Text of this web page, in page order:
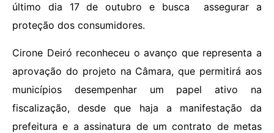
último dia 17 de outubro e busca assegurar a
proteção dos consumidores.
Cirone Deiró reconheceu o avanço que representa a
aprovação do projeto na Câmara, que permitirá aos
municípios desempenhar um papel ativo na
fiscalização, desde que haja a manifestação da
prefeitura e a assinatura de um contrato de metas